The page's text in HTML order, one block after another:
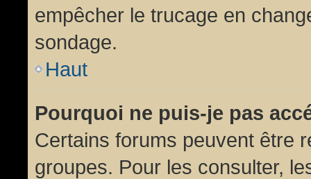
empêcher le trucage en
sondage.
Haut
Pourquoi ne puis-je pas
Certains forums peuvent être
groupes. Pour les consulter,